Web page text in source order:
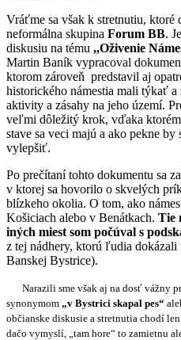
Vráťme sa však k stretnutiu, ktoré
neformálna skupina Forum BB.
diskusiu na tému ,,Oživenie
Martin Baník vypracoval
ktorom zároveň predstavil aj
historického námestia mali týkať
aktivity a zásahy na jeho území.
veľmi dôležitý krok, vďaka
stave sa veci majú a ako pekne
vylepšiť.
Po prečítaní tohto dokumentu sa
v ktorej sa hovorilo o skvelých
blízkeho okolia. O tom, ako
Košiciach alebo v Benátkach. Tie
iných miest som počúval s
z tej nádhery, ktorú ľudia
Banskej Bystrice).
Narazili sme však aj na dosť vážny
synonymom „v Bystrici skapal pes“
občianske diskusie a stretnutia chodí
dačo vymyslí, „tam hore“ to zamietnu